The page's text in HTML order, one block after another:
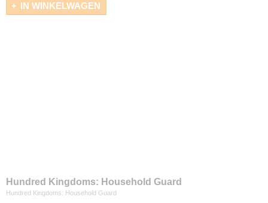
IN WINKELWAGEN
Hundred Kingdoms: Household Guard
Hundred Kingdoms: Household Guard